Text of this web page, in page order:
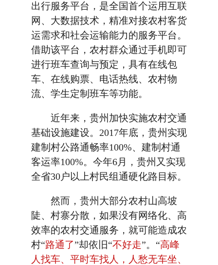
出行服务平台，是全国首个运用互联
网、大数据技术，精准对接农村客货
运需求和社会运输能力的服务平台。
借助该平台，农村群众通过手机即可
进行班车查询与预定，具有在线包
车、在线购票、电话热线、农村物
流、学生定制班车等功能。
近年来，贵州加快实施农村交通
基础设施建设。2017年底，贵州实现
建制村公路通畅率100%、建制村通
客运率100%。今年6月，贵州又实现
全省30户以上村民组通硬化路目标。
然而，贵州大部分农村山高坡
陡、村寨分散，如果没有网络化、高
效率的农村交通服务，就可能造成农
村“路通了”却依旧“不好走”。“高峰
人找车、平时车找人，人愁无车坐、